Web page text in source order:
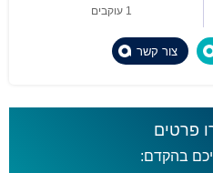
1 עוקבים
צור קשר
פרטים
בהקדם: